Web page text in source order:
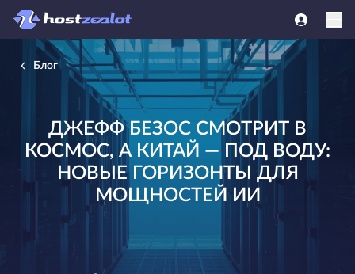
Блог
ДЖЕФФ БЕЗОС СМОТРИТ В
КОСМОС, А КИТАЙ — ПОД ВОДУ:
НОВЫЕ ГОРИЗОНТЫ ДЛЯ
МОЩНОСТЕЙ ИИ